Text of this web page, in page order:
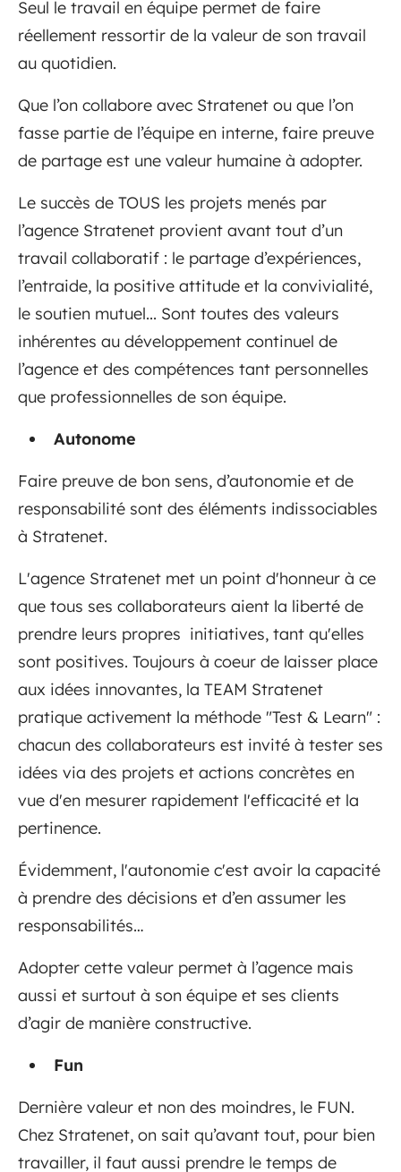
Seul le travail en équipe permet de faire
réellement ressortir de la valeur de son travail
au quotidien.
Que l’on collabore avec Stratenet ou que l’on
fasse partie de l’équipe en interne, faire preuve
de partage est une valeur humaine à adopter.
Le succès de TOUS les projets menés par
l’agence Stratenet provient avant tout d’un
travail collaboratif : le partage d’expériences,
l’entraide, la positive attitude et la convivialité,
le soutien mutuel... Sont toutes des valeurs
inhérentes au développement continuel de
l’agence et des compétences tant personnelles
que professionnelles de son équipe.
Autonome
Faire preuve de bon sens, d’autonomie et de
responsabilité sont des éléments indissociables
à Stratenet.
L'agence Stratenet met un point d'honneur à ce
que tous ses collaborateurs aient la liberté de
prendre leurs propres initiatives, tant qu'elles
sont positives. Toujours à coeur de laisser place
aux idées innovantes, la TEAM Stratenet
pratique activement la méthode "Test & Learn" :
chacun des collaborateurs est invité à tester ses
idées via des projets et actions concrètes en
vue d'en mesurer rapidement l'efficacité et la
pertinence.
Évidemment, l'autonomie c'est avoir la capacité
à prendre des décisions et d’en assumer les
responsabilités…
Adopter cette valeur permet à l’agence mais
aussi et surtout à son équipe et ses clients
d’agir de manière constructive.
Fun
Dernière valeur et non des moindres, le FUN.
Chez Stratenet, on sait qu’avant tout, pour bien
travailler, il faut aussi prendre le temps de